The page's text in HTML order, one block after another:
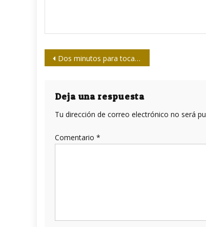
Navegación
entradas
Dos minutos para tocar la vida
Deja una respuesta
Tu dirección de correo electrónico no será
Comentario *